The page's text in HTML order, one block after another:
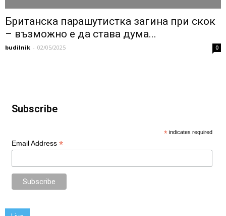
Британска парашутистка загина при скок
– възможно е да става дума...
budilnik - 02/05/2025 0
Subscribe
* indicates required
Email Address *